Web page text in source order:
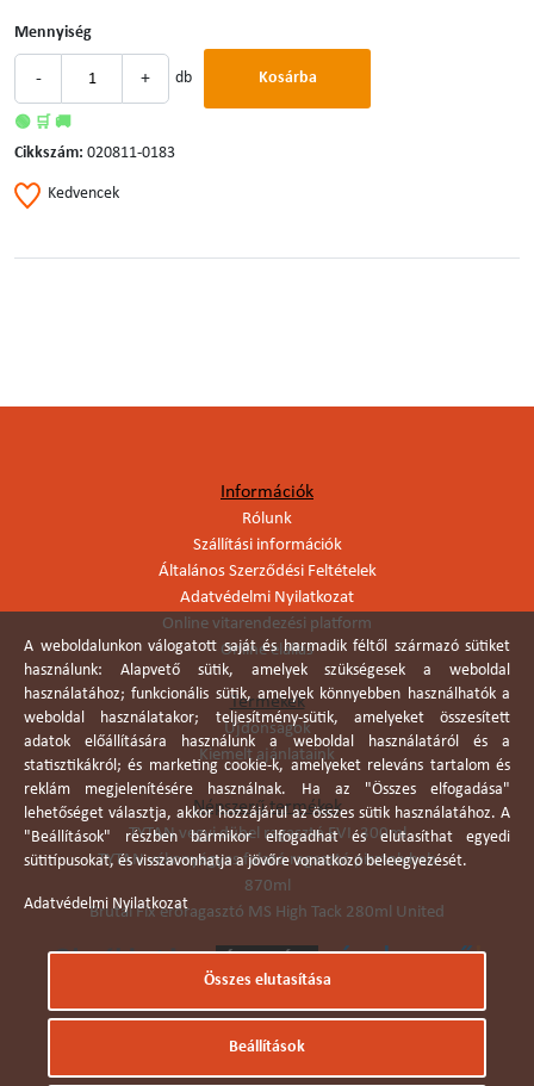
Mennyiség
- + db Kosárba
🟢 🛒 🚚
Cikkszám: 020811-0183
Kedvencek
Információk
Rólunk
Szállítási információk
Általános Szerződési Feltételek
Adatvédelmi Nyilatkozat
Online vitarendezési platform
Online elállás
Termékek
Újdonságok
Kiemelt ajánlataink
Népszerű termékek
TYTAN vegyi dübel ragasztó EVI. 300ml
TYTAN vékonyágyas falazó ragasztó pisztolyhab
870ml
Brutál Fix erőragasztó MS High Tack 280ml United
A weboldalunkon válogatott saját és harmadik féltől származó sütiket
használunk: Alapvető sütik, amelyek szükségesek a weboldal
használatához; funkcionális sütik, amelyek könnyebben használhatók a
weboldal használatakor; teljesítmény-sütik, amelyeket összesített
adatok előállítására használunk a weboldal használatáról és a
statisztikákról; és marketing cookie-k, amelyeket releváns tartalom és
reklám megjelenítésére használnak. Ha az "Összes elfogadása"
lehetőséget választja, akkor hozzájárul az összes sütik használatához. A
"Beállítások" részben bármikor elfogadhat és elutasíthat egyedi
sütitípusokat, és visszavonhatja a jövőre vonatkozó beleegyezését.
Adatvédelmi Nyilatkozat
Összes elutasítása
Beállítások